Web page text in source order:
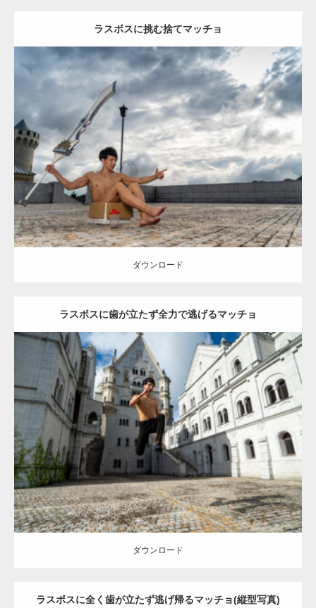
ラスボスに挑む捨てマッチョ
Update:2023.02.11
Category: 異世界転生マッチョ その他 AKIHITO(細マッチョ)
捨てマ
ッチョ 姫路 (兵庫)
ダウンロード
ダウンロード
ラスボスに歯が立たず全力で逃げるマッチョ
Update:2023.02.11
Category:異世界転生マッチョ その他 AKIHITO(細マッチョ)
姫路 (兵
庫)
ダウンロード
ダウンロード
ラスボスに全く歯が立たず逃げ帰るマッチョ(縦型写真)